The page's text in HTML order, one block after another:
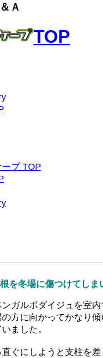
Ａ
TOP
プ TOP
を冬場に傷つけてしま
ガルボダイジュを室内
方に向かってかなり傾
ました。
ぐにしようと支柱を